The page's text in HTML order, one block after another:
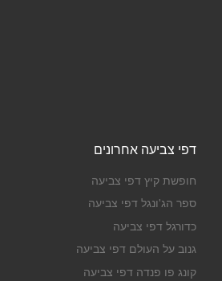
דפי צביעה אחרונים
חופשת קיץ דפי צביעה
ספר הג'ונגל דפי צביעה
כדורגל דפי צביעה
גנוב על העולם דפי צביעה
קונג פו פנדה דפי צביעה